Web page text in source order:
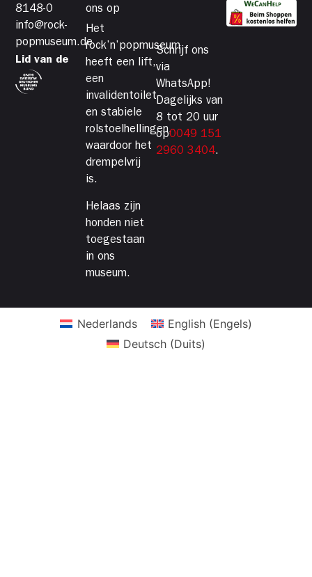
8148-0
info@rock-
popmuseum.de
Lid van de
ons op
Het
rock’n’popmuseum
heeft een lift,
een
invalidentoilet
en stabiele
rolstoelhellingen,
waardoor het
drempelvrij
is.
Helaas zijn
honden niet
toegestaan
in ons
museum.
Schrijf ons
via
WhatsApp!
Dagelijks van
8 tot 20 uur
op0049 151
2960 3404.
Nederlands English(Engels)
Deutsch (Duits)